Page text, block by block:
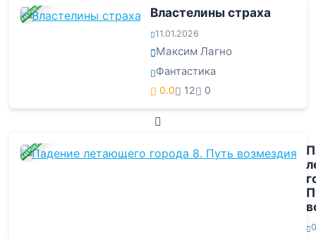
ЗАВЕРШЕНА Властелины страха
11.01.2026
Максим Лагно
Фантастика
0.0 12 0
ЗАВЕРШЕНА